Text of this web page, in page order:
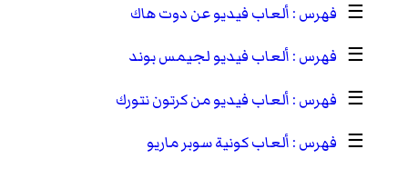
☰
ألعاب فيديو عن دوت هاك
☰
ألعاب فيديو لجيمس بوند
☰
ألعاب فيديو من كرتون نتورك
☰
ألعاب كونية سوبر ماريو